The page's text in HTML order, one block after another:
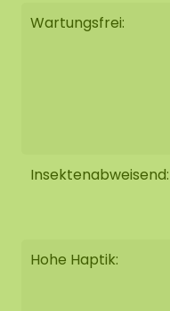
Wartungsfrei:
Insektenabweisend:
Hohe Haptik: